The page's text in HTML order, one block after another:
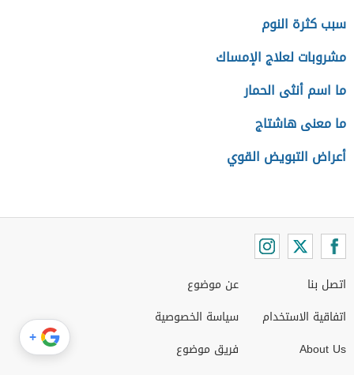
سبب كثرة النوم
مشروبات لعلاج الإمساك
ما اسم أنثى الحمار
ما معنى هاشتاج
أعراض التبويض القوي
اتصل بنا
اتفاقية الاستخدام
About Us
عن موضوع
سياسة الخصوصية
فريق موضوع
+